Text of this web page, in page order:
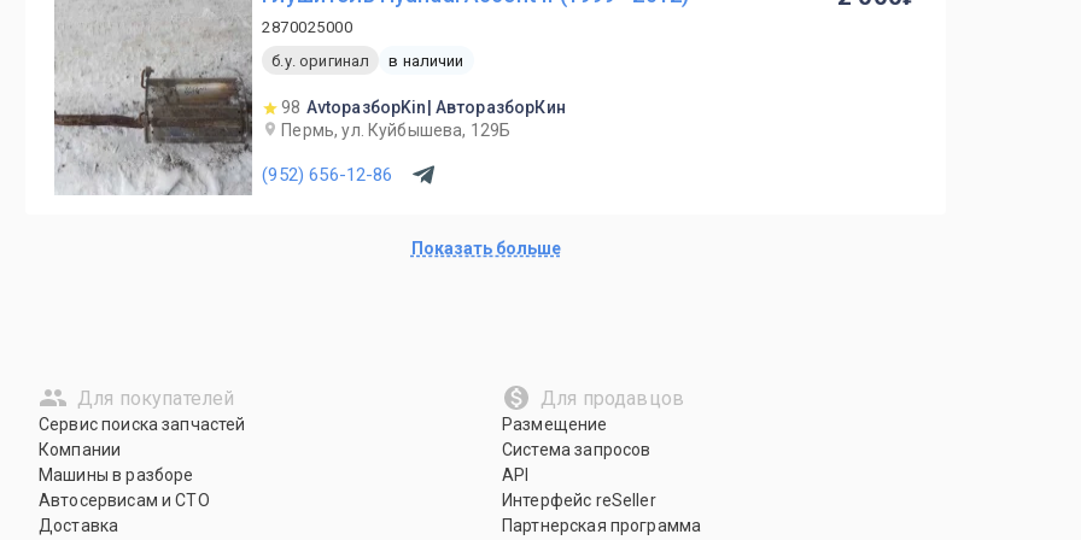
2870025000
б.у. оригинал
в наличии
98 AvtoразборKin| АвторазборКин
Пермь, ул. Куйбышева, 129Б
(952) 656-12-86
Показать больше
Для покупателей
Сервис поиска запчастей
Компании
Машины в разборе
Автосервисам и СТО
Доставка
Для продавцов
Размещение
Система запросов
API
Интерфейс reSeller
Партнерская программа